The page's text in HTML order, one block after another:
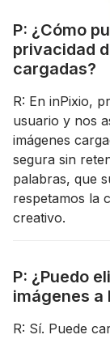
P: ¿Cómo
privacidad
cargadas?
R: En inPixio,
usuario y nos
imágenes
segura sin
palabras, que
respetamos la
creativo.
P: ¿Puedo
imágenes a
R: Sí. Puede